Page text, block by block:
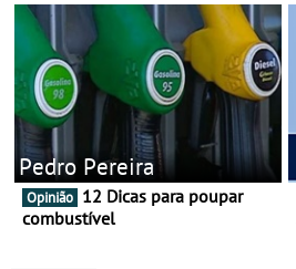
Pedro Pereira
Opinião
combustível